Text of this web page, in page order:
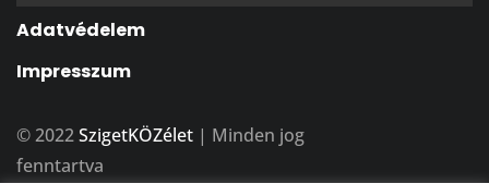
Adatvédelem
Impresszum
© 2022SzigetKÖZélet | Minden jog
fenntartva